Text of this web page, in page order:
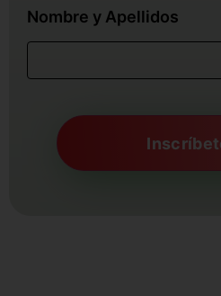
Nombre y Apellidos